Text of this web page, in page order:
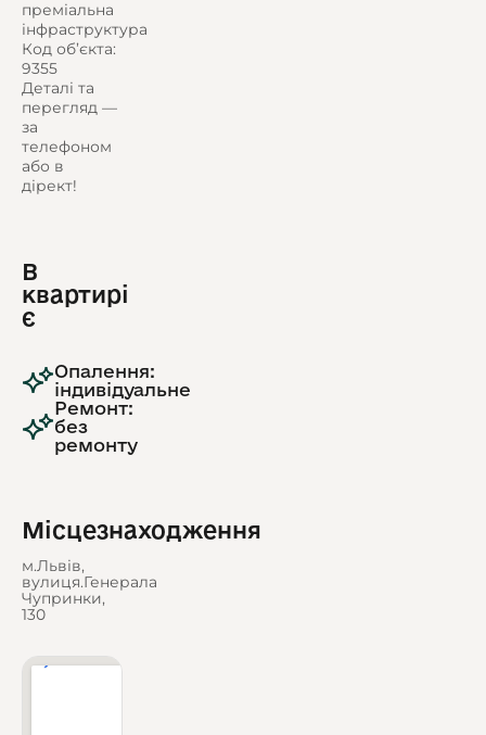
преміальна
інфраструктура
Код об’єкта:
9355
Деталі та
перегляд —
за
телефоном
або в
дірект!
В
квартирі
є
Опалення:
індивідуальне
Ремонт:
без
ремонту
Місцезнаходження
м.Львів,
вулиця.Генерала
Чупринки,
130